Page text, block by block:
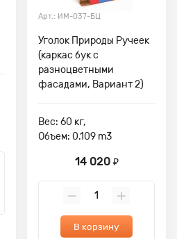
Арт.: ИМ-037-БЦ
Уголок Природы Ручеек
(каркас бук с
разноцветными
фасадами, Вариант 2)
Вес: 60 кг,
Объем: 0.109 m3
14 020 ₽
В корзину